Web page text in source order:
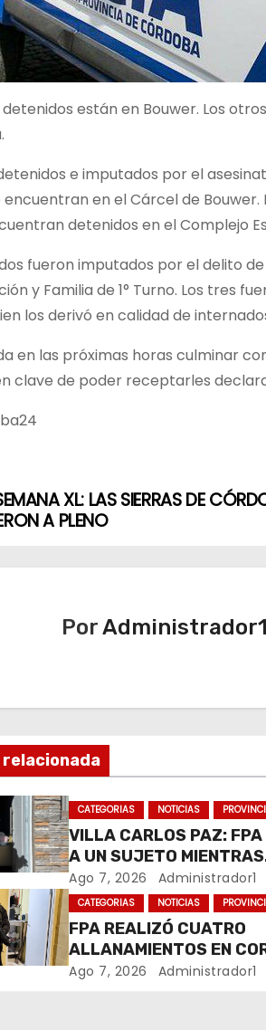
detenidos están en Bouwer. Los
e imputados por el
encuentran en el Cárcel de
detenidos en el Complejo
fueron imputados por el delito
y Familia de 1° Turno. Los tres
los derivó en calidad de
en las próximas horas culminar
clave de poder receptarles
XL: LAS SIERRAS DE
A PLENO
PorAdministrador1
CATEGORIAS NOTICIAS
VILLA CARLOS PAZ: FPA
A UN SUJETO MIENTRAS
COMERCIALIZABA
MARIHUANA EN UNA
Ago 7, 2026 Administrador1
CATEGORIAS NOTICIAS
FPA REALIZÓ CUATRO
ALLANAMIENTOS EN
BUSTOS-IFFLINGER
Ago 7, 2026 Administrador1